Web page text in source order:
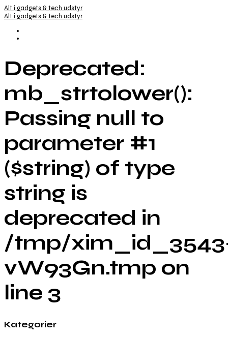
Alt i gadgets & tech udstyr
Alt i gadgets & tech udstyr
Deprecated:
mb_strtolower():
Passing null to
parameter #1
($string) of type
string is
deprecated in
/tmp/
vW93Gn.tmp on
line 3
Kategorier